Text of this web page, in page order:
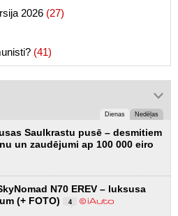
2026 (27)
(41)
Dienas Nedēļas
Saulkrastu pusē – desmitiem
un zaudējumi ap 100 000 eiro
N70 EREV – luksusa
(+ FOTO)
4